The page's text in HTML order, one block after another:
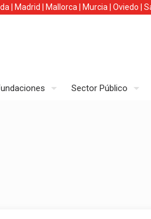
Madrid Mallorca Murcia Oviedo
Sector Público